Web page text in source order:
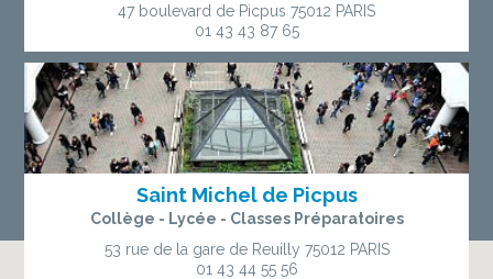
47 boulevard de Picpus 75012 PARIS
01 43 43 87 65
Saint Michel de Picpus
Collège - Lycée - Classes Préparatoires
53 rue de la gare de Reuilly 75012 PARIS
01 43 44 55 56